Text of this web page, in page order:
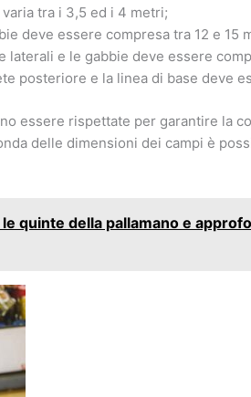
varia tra i 3,5 ed i 4 metri;
deve essere compresa tra 12 e 15
laterali e le gabbie deve essere
posteriore e la linea di base deve
essere rispettate per garantire la
delle dimensioni dei campi è
quinte della pallamano e